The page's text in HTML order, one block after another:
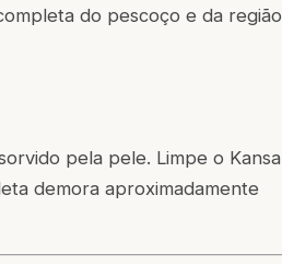
do pescoço e da região
pela pele. Limpe o Kansa
demora aproximadamente